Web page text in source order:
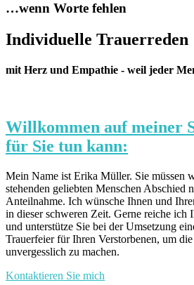
…wenn Worte fehlen
Individuelle Trauerreden
mit Herz und Empathie - weil jeder
Willkommen auf meiner
für Sie tun kann:
Mein Name ist Erika Müller. Sie müssen
stehenden geliebten Menschen Abschied
Anteilnahme. Ich wünsche Ihnen und
in dieser schweren Zeit. Gerne reiche ich
und unterstütze Sie bei der Umsetzung
Trauerfeier für Ihren Verstorbenen, um
unvergesslich zu machen.
Kontaktieren Sie mich